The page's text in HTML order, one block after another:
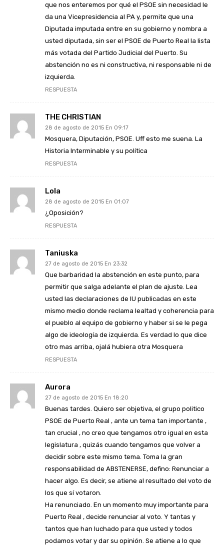
que nos enteremos por qué el PSOE sin necesidad le
da una Vicepresidencia al PA y, permite que una
Diputada imputada entre en su gobierno y nombra a
usted diputada, sin ser el PSOE de Puerto Real la lista
más votada del Partido Judicial del Puerto. Su
abstención no es ni constructiva, ni responsable ni de
izquierda.
RESPUESTA
THE CHRISTIAN
28 de agosto de 2015 En 09:17
Mosquera, Diputación, PSOE. Uff esto me suena. La
Historia Interminable y su política
RESPUESTA
Lola
28 de agosto de 2015 En 01:07
¿Oposición?
RESPUESTA
Taniuska
27 de agosto de 2015 En 23:32
Que barbaridad la abstención en este punto, para
permitir que salga adelante el plan de ajuste. Lea
usted las declaraciones de IU publicadas en este
mismo medio donde reclama lealtad y coherencia para
el pueblo al equipo de gobierno y haber si se le pega
algo de ideología de izquierda. Es verdad lo que dice
otro mas arriba, ojalá hubiera otra Mosquera
RESPUESTA
Aurora
27 de agosto de 2015 En 18:20
Buenas tardes. Quiero ser objetiva, el grupo politico
PSOE de Puerto Real , ante un tema tan importante ,
tan crucial , no creo que tengamos otro igual en esta
legislatura , quizás cuando tengamos que volver a
decidir sobre este mismo tema. Toma la gran
responsabilidad de ABSTENERSE, defino: Renunciar a
hacer algo. Es decir, se atiene al resultado del voto de
los que sí votaron.
Ha renunciado. En un momento muy importante para
Puerto Real , decide renunciar al voto. Y tantas y
tantos que han luchado para que usted y todos
podamos votar y dar su opinión. Se atiene a lo que